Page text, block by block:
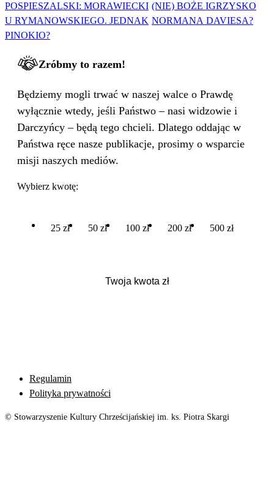
POSPIESZALSKI: MORAWIECKI
U RYMANOWSKIEGO. JEDNAK
PINOKIO?
(NIE) BOŻE IGRZYSKO
NORMANA DAVIESA?
Zróbmy to razem!
Będziemy mogli trwać w naszej walce o Prawdę
wyłącznie wtedy, jeśli Państwo – nasi widzowie i
Darczyńcy – będą tego chcieli. Dlatego oddając w
Państwa ręce nasze publikacje, prosimy o wsparcie
misji naszych mediów.
Wybierz kwotę:
25 zł 50 zł 100 zł 200 zł 500 zł
Regulamin
Polityka prywatności
© Stowarzyszenie Kultury Chrześcijańskiej im. ks. Piotra Skargi